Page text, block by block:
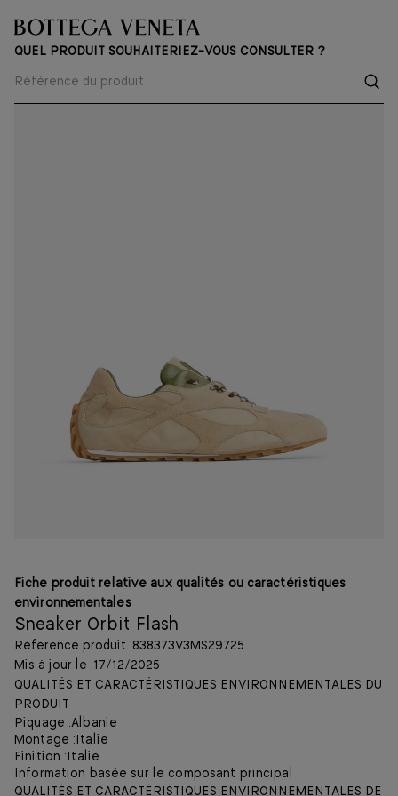
QUEL PRODUIT SOUHAITERIEZ-VOUS CONSULTER ?
Fiche produit relative aux qualités ou caractéristiques
environnementales
Sneaker Orbit Flash
Référence produit :838373V3MS29725
Mis à jour le :17/12/2025
QUALITÉS ET CARACTÉRISTIQUES ENVIRONNEMENTALES DU
PRODUIT
Piquage :Albanie
Montage : Italie
Finition : Italie
Information basée sur le composant principal
QUALITÉS ET CARACTÉRISTIQUES ENVIRONNEMENTALES DE